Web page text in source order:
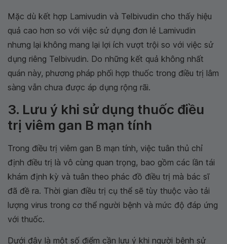
Mặc dù kết hợp Lamivudin và Telbivudin cho thấy hiệu
quả cao hơn so với việc sử dụng đơn lẻ Lamivudin
nhưng lại không mang lại lợi ích vượt trội so với việc sử
dụng riêng Telbivudin. Do những kết quả không nhất
quán này, phương pháp phối hợp thuốc trong điều trị lâm
sàng vẫn chưa được áp dụng rộng rãi.
3. Lưu ý khi sử dụng thuốc điều
trị viêm gan B mạn tính
Trong điều trị viêm gan B mạn tính, việc tuân thủ chỉ
định điều trị là vô cùng quan trọng, bao gồm các lần tái
khám định kỳ và tuân theo phác đồ điều trị mà bác sĩ
đã đề ra. Thời gian điều trị cụ thể sẽ tùy thuộc vào tải
lượng virus trong cơ thể người bệnh và mức độ đáp ứng
với thuốc.
Dưới đây là một số điểm cần lưu ý khi người bệnh sử